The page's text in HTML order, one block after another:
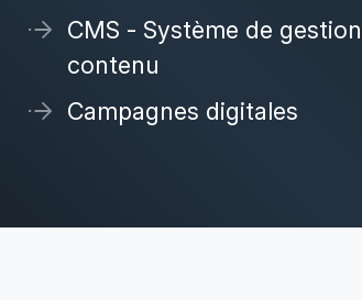
CMS - Système de
contenu
Campagnes digitales